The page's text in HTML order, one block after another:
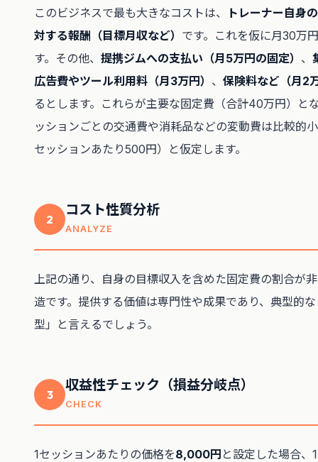
このビジネスで最も大きなコストは、
トレーナー自身
対する報酬（目標月収など） です。これを仮に月30万
す。その他、 提携ジムへの支払い（月5万円の固定） 、
広告費やツール利用料（月3万円） 、 保険料など（月2
るとします。これらが主要な固定費（合計40万円）と
ッションごとの交通費や消耗品などの変動費は比較的
セッションあたり500円）と仮定します。
2
コスト性質分析
ANALYZE
上記の通り、自身の目標収入を含めた固定費の割合が
造です。提供する価値は専門性や成果であり、典型的
型」と言えるでしょう。
3
収益性チェック（損益分岐点）
CHECK
1セッションあたりの価格を8,000円 と設定した場合、